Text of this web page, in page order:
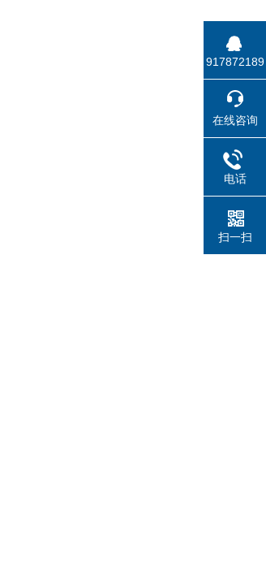
917872189
在线咨询
电话
扫一扫